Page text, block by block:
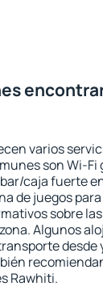
varios
son Wi-
caja fuerte
de juegos
sobre
Algunos
desde
Rawhiti.